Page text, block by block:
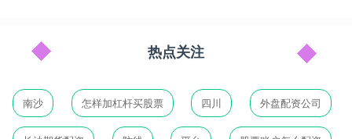
热点关注
南沙 怎样加杠杆买股票 四川 外盘配资公司